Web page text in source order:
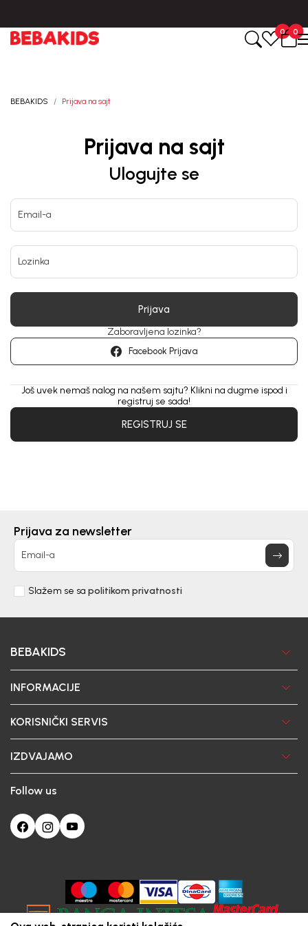
0
0
BEBAKIDS Prijava na sajt
Prijava na sajt
Ulogujte se
Email-a
Lozinka
Prijava
Zaboravljena lozinka?
Facebook Prijava
Još uvek nemaš nalog na našem sajtu? Klikni na dugme ispod i
registruj se sada!
REGISTRUJ SE
Prijava za newsletter
Email-a
Slažem se sa politikom privatnosti
BEBAKIDS
INFORMACIJE
KORISNIČKI SERVIS
IZDVAJAMO
Follow us